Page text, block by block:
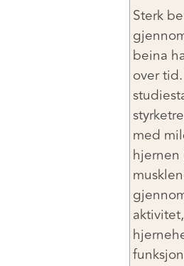
Sterk
beina
over
med